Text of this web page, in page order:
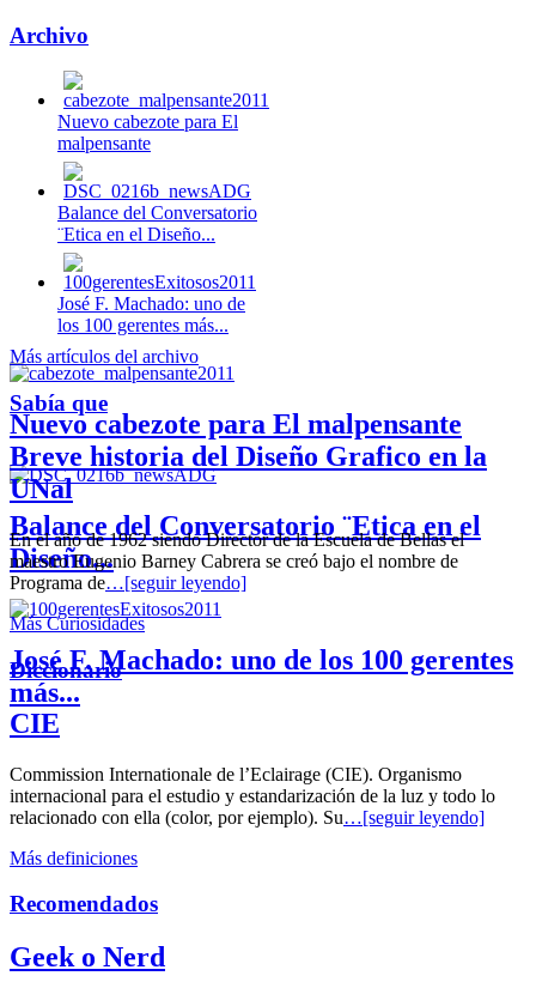
Archivo
Nuevo cabezote para El
malpensante
Balance del Conversatorio
¨Etica en el Diseño...
José F. Machado: uno de
los 100 gerentes más...
Nuevo cabezote para El malpensante
Balance del Conversatorio ¨Etica en el
Diseño...
José F. Machado: uno de los 100 gerentes
más...
Más artículos del archivo
Sabía que
Breve historia del Diseño Grafico en la
UNal
En el año de 1962 siendo Director de la Escuela de Bellas el
maestro Eugenio Barney Cabrera se creó bajo el nombre de
Programa de…[seguir leyendo]
Más Curiosidades
Diccionario
CIE
Commission Internationale de l’Eclairage (CIE). Organismo
internacional para el estudio y estandarización de la luz y todo lo
relacionado con ella (color, por ejemplo). Su…[seguir leyendo]
Más definiciones
Recomendados
Geek o Nerd